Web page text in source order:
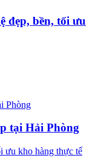
đẹp, bền, tối ưu
tại Hải Phòng